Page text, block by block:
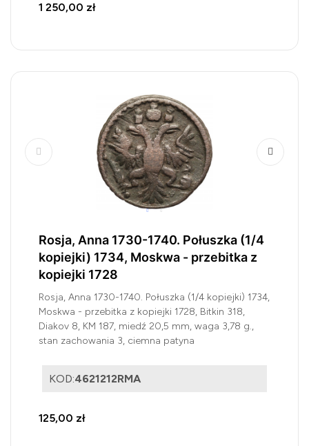
1 250,00 zł
Rosja, Anna 1730-1740. Połuszka (1/4
kopiejki) 1734, Moskwa - przebitka z
kopiejki 1728
Rosja, Anna 1730-1740. Połuszka (1/4 kopiejki) 1734,
Moskwa - przebitka z kopiejki 1728, Bitkin 318,
Diakov 8, KM 187, miedź 20,5 mm, waga 3,78 g.,
stan zachowania 3, ciemna patyna
KOD:4621212RMA
125,00 zł